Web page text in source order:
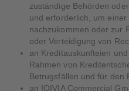
zuständige Behörden
und erforderlich, um
nachzukommen oder zur
oder Verteidigung von
an Kreditauskunfteien
Rahmen von
Betrugsfällen und für den
an IQIVIA Commercial